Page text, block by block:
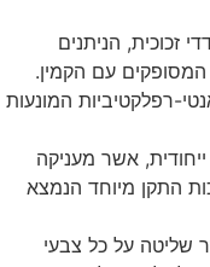
זכוכית, הניתנים
עם הקמין.
רפלקטיביות המונעות
אשר מעניקה
התקן מיוחד הנמצא
שליטה על כל צבעי